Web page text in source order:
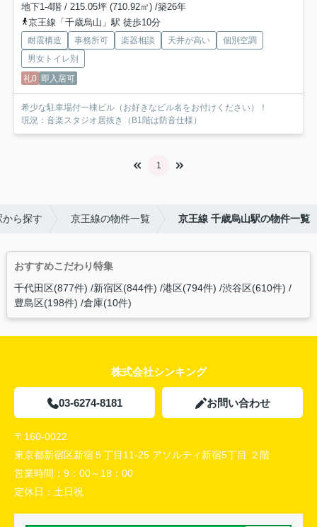
地下1-4階 / 215.05坪 (710.92㎡) /築26年
京王線「千歳烏山」駅 徒歩10分
耐震構造 事務所可 楽器相談 天井が高い
個別空調
男女トイレ別
礼0 即入居可
希少な駐車場付一棟ビル（お好きなビル名をお付けください）！
現況：音楽スタジオ居抜き（B1階は防音仕様）
1
ら探す 京王線の物件一覧 京王線 千歳烏山駅の物件一覧
おすすめこだわり特集
千代田区(877件) 新宿区(844件) 港区(794件) 渋谷区(610件)
豊島区(198件) 倉庫(10件)
株式会社シンキング
03-6274-8181 お問い合わせ
〒160-0022
東京都新宿区新宿５丁目11-25 アソルティ新宿5丁目 ２階
営業時間： 9：00～18：00
定休日： 土日祝